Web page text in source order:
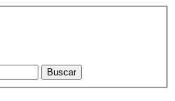
Buscar